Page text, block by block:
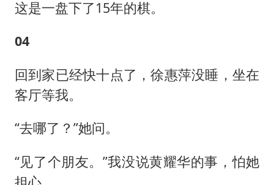
这是一盘下了15年的棋。
04
回到家已经快十点了，徐惠萍没睡，坐在
客厅等我。
“去哪了？”她问。
“见了个朋友。”我没说黄耀华的事，怕她
担心。